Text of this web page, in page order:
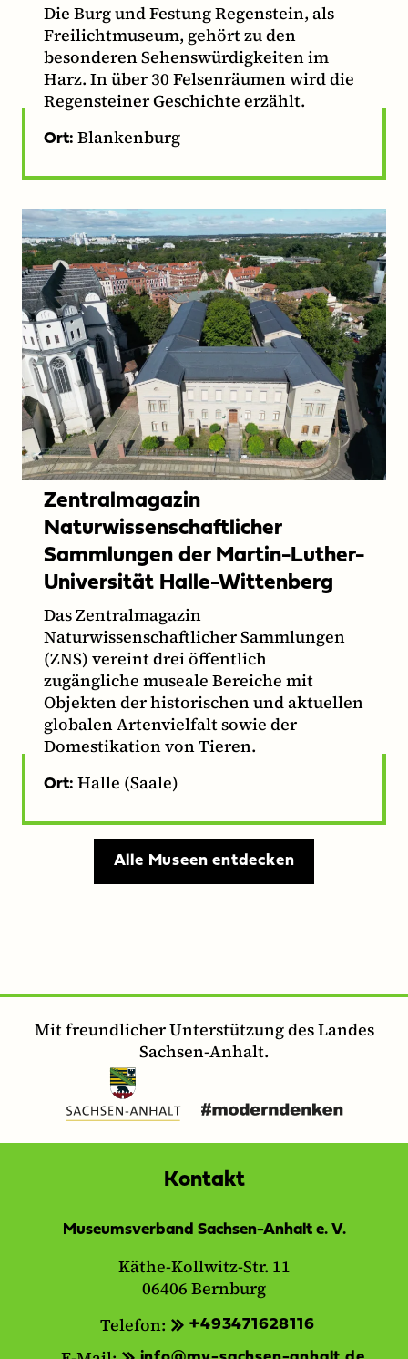
Die Burg und Festung Regenstein, als
Freilichtmuseum, gehört zu den
besonderen Sehenswürdigkeiten im
Harz. In über 30 Felsenräumen wird die
Regensteiner Geschichte erzählt.
Ort: Blankenburg
Zentralmagazin
Naturwissenschaftlicher
Sammlungen der Martin-Luther-
Universität Halle-Wittenberg
Das Zentralmagazin
Naturwissenschaftlicher Sammlungen
(ZNS) vereint drei öffentlich
zugängliche museale Bereiche mit
Objekten der historischen und aktuellen
globalen Artenvielfalt sowie der
Domestikation von Tieren.
Ort: Halle (Saale)
Alle Museen entdecken
Mit freundlicher Unterstützung des Landes
Sachsen-Anhalt.
Kontakt
Museumsverband Sachsen-Anhalt e. V.
Käthe-Kollwitz-Str. 11
06406 Bernburg
Telefon:
+493471628116